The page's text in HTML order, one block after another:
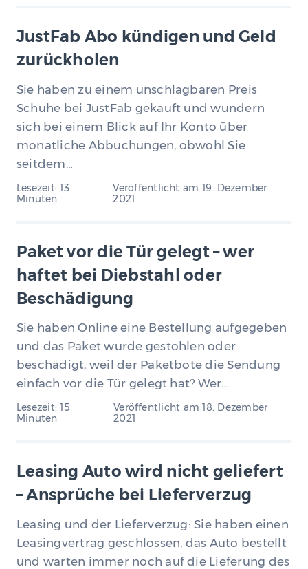
JustFab Abo kündigen und Geld
zurückholen
Sie haben zu einem unschlagbaren Preis
Schuhe bei JustFab gekauft und wundern
sich bei einem Blick auf Ihr Konto über
monatliche Abbuchungen, obwohl Sie
seitdem…
Lesezeit: 13
Minuten
Veröffentlicht am 19. Dezember
2021
Paket vor die Tür gelegt – wer
haftet bei Diebstahl oder
Beschädigung
Sie haben Online eine Bestellung aufgegeben
und das Paket wurde gestohlen oder
beschädigt, weil der Paketbote die Sendung
einfach vor die Tür gelegt hat? Wer…
Lesezeit: 15
Minuten
Veröffentlicht am18. Dezember
2021
Leasing Auto wird nicht geliefert
– Ansprüche bei Lieferverzug
Leasing und der Lieferverzug: Sie haben einen
Leasingvertrag geschlossen, das Auto bestellt
und warten immer noch auf die Lieferung des